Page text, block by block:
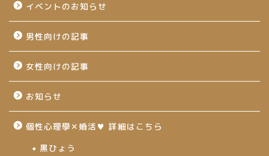
イベントのお知らせ
男性向けの記事
女性向けの記事
お知らせ
個性心理學✕婚活♥ 詳細はこちら
黒ひょう